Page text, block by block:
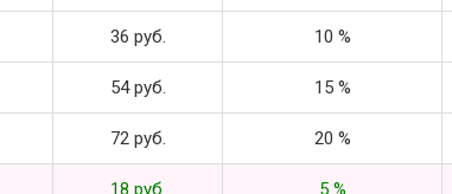
36 руб. 10 %
54 руб. 15 %
72 руб. 20 %
18 руб. 5 %